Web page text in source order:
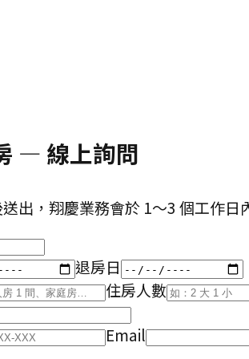
— 線上詢問
出，翔慶業務會於 1～3 個工作日
退房日
住房人數
Email